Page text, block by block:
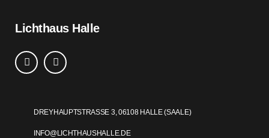
Lichthaus Halle
DREYHAUPTSTRASSE 3, 06108 HALLE (SAALE)
INFO@LICHTHAUSHALLE.DE